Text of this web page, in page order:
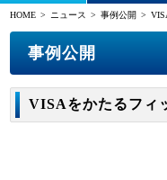
フ
STOP.
HOME > ニュース >事例公開 >
事例公開
VISAをかたるフィ